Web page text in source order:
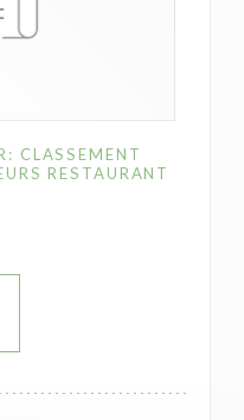
CLASSEMENT
RESTAURANT